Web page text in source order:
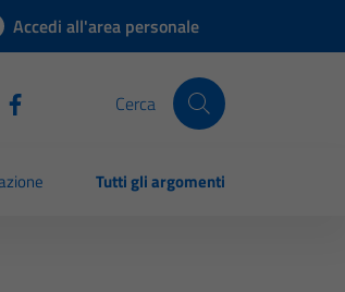
Accedi all'area personale
Cerca
Tutti gli argomenti